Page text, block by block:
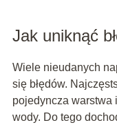
Jak uniknąć
Wiele nieudanych
się błędów.
pojedyncza warstwa
wody. Do tego